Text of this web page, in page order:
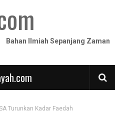
Bahan Ilmiah Sepanjang Zaman
Turunkan Kadar Faedah